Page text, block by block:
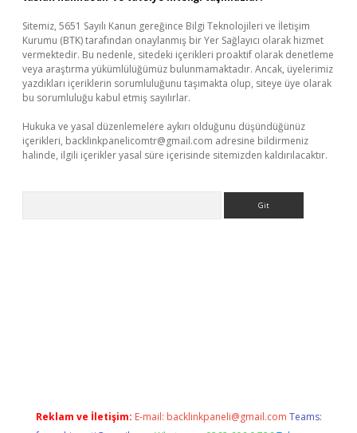
Sitemiz, 5651 Sayılı Kanun gereğince Bilgi Teknolojileri ve İletişim
Kurumu (BTK) tarafından onaylanmış bir Yer Sağlayıcı olarak hizmet
vermektedir. Bu nedenle, sitedeki içerikleri proaktif olarak denetleme
veya araştırma yükümlülüğümüz bulunmamaktadır. Ancak, üyelerimiz
yazdıkları içeriklerin sorumluluğunu taşımakta olup, siteye üye olarak
bu sorumluluğu kabul etmiş sayılırlar.
Hukuka ve yasal düzenlemelere aykırı olduğunu düşündüğünüz
içerikleri, backlinkpanelicomtr@gmail.com adresine bildirmeniz
halinde, ilgili içerikler yasal süre içerisinde sitemizden kaldırılacaktır.
Reklam ve İletişim: E-mail: backlinkpaneli@gmail.com Teams: